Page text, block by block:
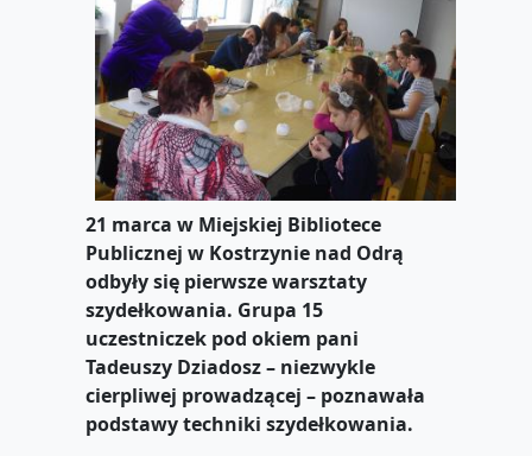
21 marca w Miejskiej Bibliotece
Publicznej w Kostrzynie nad Odrą
odbyły się pierwsze warsztaty
szydełkowania. Grupa 15
uczestniczek pod okiem pani
Tadeuszy Dziadosz – niezwykle
cierpliwej prowadzącej – poznawała
podstawy techniki szydełkowania.